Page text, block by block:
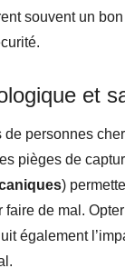
souvent un
et
de personnes
pièges de
)
faire de mal.
également